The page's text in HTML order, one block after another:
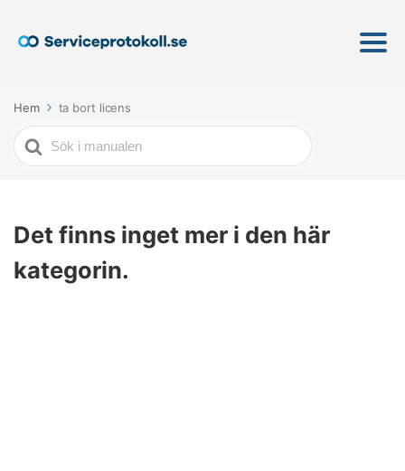
Hem ta bort licens
Söker
efter
Det finns inget mer i den här
kategorin.